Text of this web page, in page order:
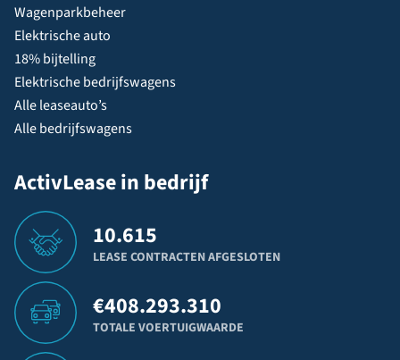
Wagenparkbeheer
Elektrische auto
18% bijtelling
Elektrische bedrijfswagens
Alle leaseauto’s
Alle bedrijfswagens
ActivLease in bedrijf
10.615
LEASE CONTRACTEN AFGESLOTEN
€408.293.310
TOTALE VOERTUIGWAARDE